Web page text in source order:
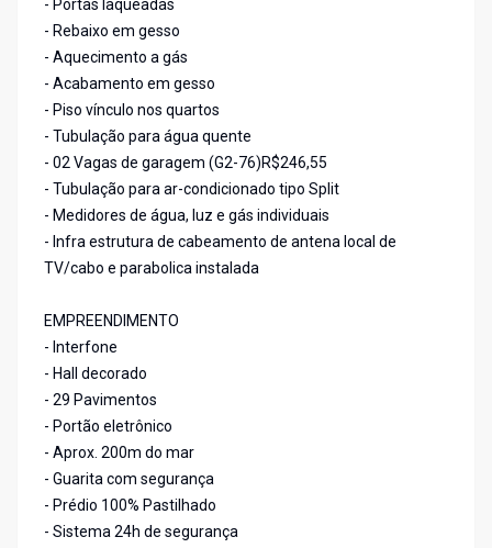
- Portas laqueadas
- Rebaixo em gesso
- Aquecimento a gás
- Acabamento em gesso
- Piso vínculo nos quartos
- Tubulação para água quente
- 02 Vagas de garagem (G2-76)R$246,55
- Tubulação para ar-condicionado tipo Split
- Medidores de água, luz e gás individuais
- Infra estrutura de cabeamento de antena local de
TV/cabo e parabolica instalada
EMPREENDIMENTO
- Interfone
- Hall decorado
- 29 Pavimentos
- Portão eletrônico
- Aprox. 200m do mar
- Guarita com segurança
- Prédio 100% Pastilhado
- Sistema 24h de segurança